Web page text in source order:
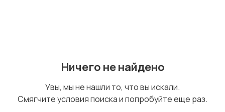
Ничего не найдено
Увы, мы не нашли то, что вы искали.
Смягчите условия поиска и попробуйте еще раз.